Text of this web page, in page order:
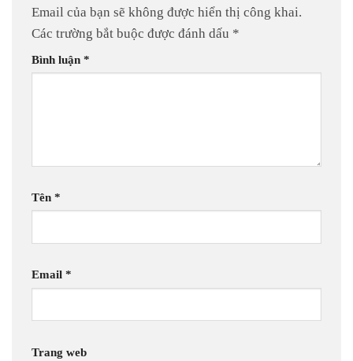
Email của bạn sẽ không được hiển thị công khai.
Các trường bắt buộc được đánh dấu *
Bình luận *
Tên *
Email *
Trang web